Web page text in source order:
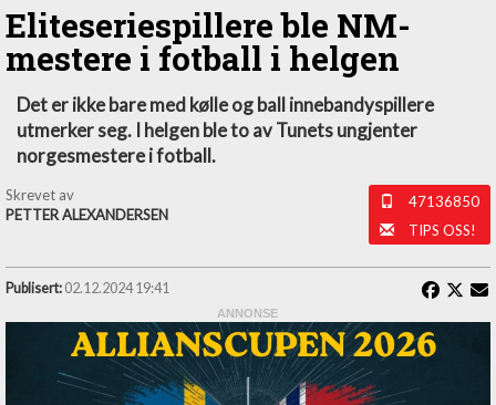
Eliteseriespillere ble NM-
mestere i fotball i helgen
Det er ikke bare med kølle og ball innebandyspillere
utmerker seg. I helgen ble to av Tunets ungjenter
norgesmestere i fotball.
Skrevet av
PETTER ALEXANDERSEN
47136850
TIPS OSS!
Publisert: 02.12.2024 19:41